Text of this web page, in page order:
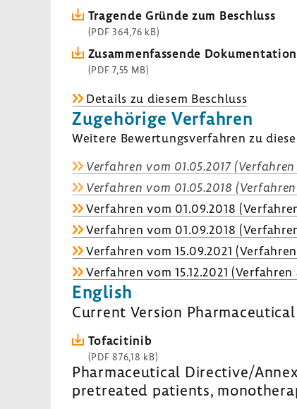
Tragende Gründe zum Beschluss
(PDF 364,76 kB)
Zusam­men­fas­sende Doku­men­ta­tion
(PDF 7,55 MB)
Details zu diesem Beschluss
Zuge­hö­rige Verfahren
Weitere Bewer­tungs­ver­fahren zu
Verfahren vom 01.05.2017
Verfahren vom 01.05.2018
Verfahren vom 01.09.2018
Verfahren vom 01.09.2018
Verfahren vom 15.09.2021
Verfahren vom 15.12.2021
English
Current Version
Tofacitinib
(PDF 876,18 kB)
Pharmaceutical Directive/
pretreated patients,